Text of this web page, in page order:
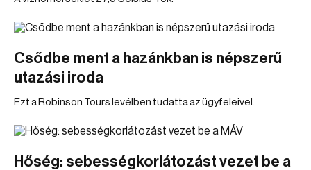
Csődbe ment a hazánkban is népszerű
utazási iroda
Ezt a Robinson Tours levélben tudatta az ügyfeleivel.
Hőség: sebességkorlátozást vezet be a